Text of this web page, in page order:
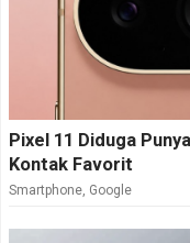
Pixel 11 Diduga
Kontak Favorit
Smartphone, Google